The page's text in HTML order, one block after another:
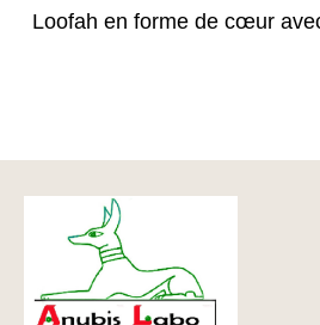
Loofah en forme de cœur